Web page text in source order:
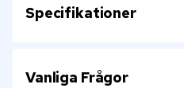
Specifikationer
Vanliga Frågor